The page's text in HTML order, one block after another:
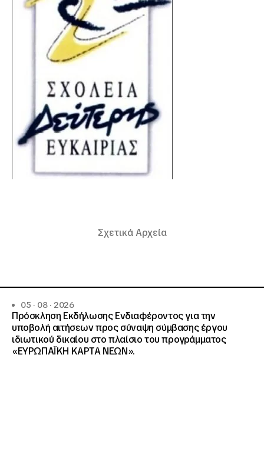
Σχετικά Αρχεία
05 · 08 · 2026
Πρόσκληση Εκδήλωσης Ενδιαφέροντος για την
υποβολή αιτήσεων προς σύναψη σύμβασης έργου
ιδιωτικού δικαίου στο πλαίσιο του προγράμματος
«ΕΥΡΩΠΑΪΚΗ ΚΑΡΤΑ ΝΕΩΝ».